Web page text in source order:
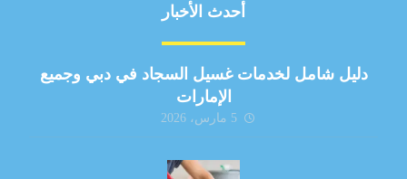
أحدث الأخبار
دليل شامل لخدمات غسيل السجاد في دبي وجميع
الإمارات
5 مارس، 2026